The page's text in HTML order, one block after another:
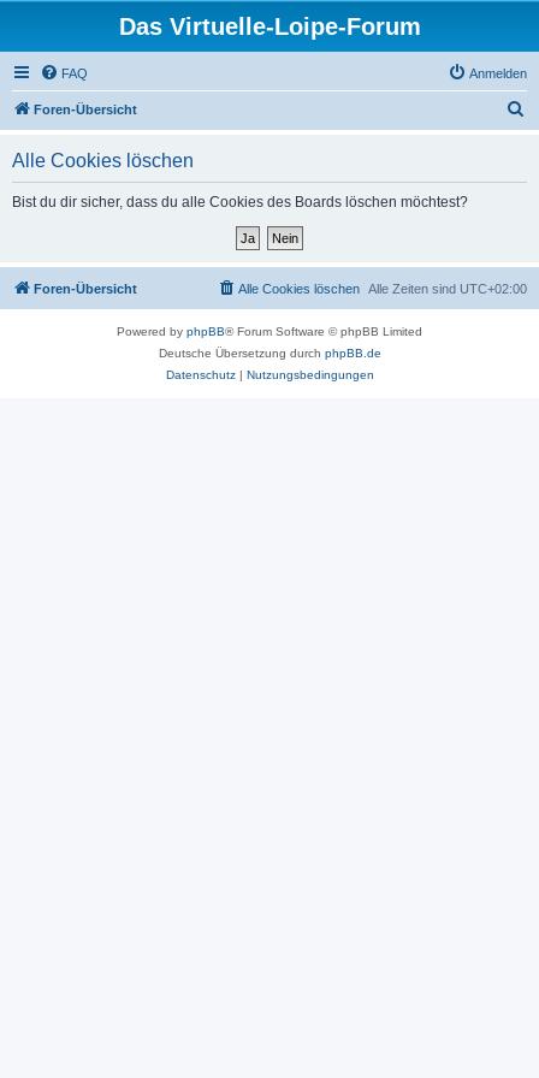
Das Virtuelle-Loipe-Forum
FAQ Anmelden
Foren-Übersicht
Alle Cookies löschen
Bist du dir sicher, dass du alle Cookies des Boards löschen möchtest?
Foren-Übersicht Alle Zeiten sind UTC+02:00
Alle Cookies löschen
Powered by phpBB® Forum Software © phpBB Limited
Deutsche Übersetzung durch phpBB.de
Datenschutz| Nutzungsbedingungen